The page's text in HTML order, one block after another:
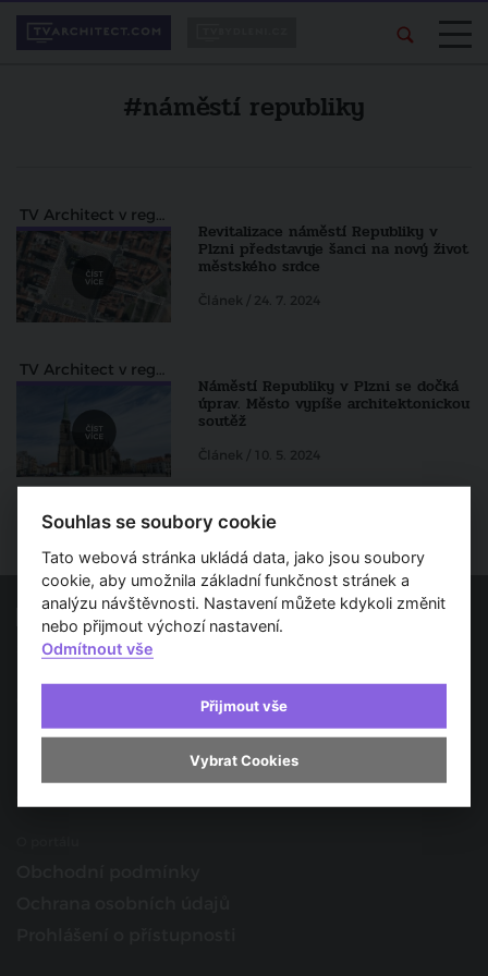
#náměstí republiky
TV Architect v regionech
Revitalizace náměstí Republiky v
Plzni představuje šanci na nový život
městského srdce
Článek / 24. 7. 2024
TV Architect v regionech
Náměstí Republiky v Plzni se dočká
úprav. Město vypíše architektonickou
soutěž
Článek / 10. 5. 2024
Spojujeme svět architektury
Provozovatel
Souhlas se soubory cookie
Tato webová stránka ukládá data, jako jsou soubory
cookie, aby umožnila základní funkčnost stránek a
analýzu návštěvnosti. Nastavení můžete kdykoli změnit
nebo přijmout výchozí nastavení.
Odmítnout vše
Přijmout vše
Vybrat Cookies